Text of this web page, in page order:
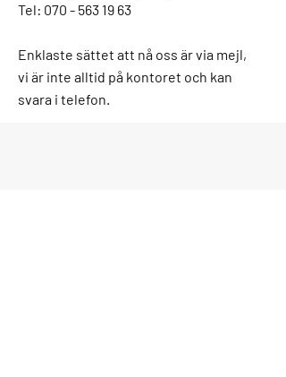
Tel: 070 - 563 19 63
Enklaste sättet att nå oss är via mejl,
vi är inte alltid på kontoret och kan
svara i telefon.